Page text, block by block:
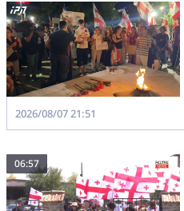
2026/08/07 21:51
06:57